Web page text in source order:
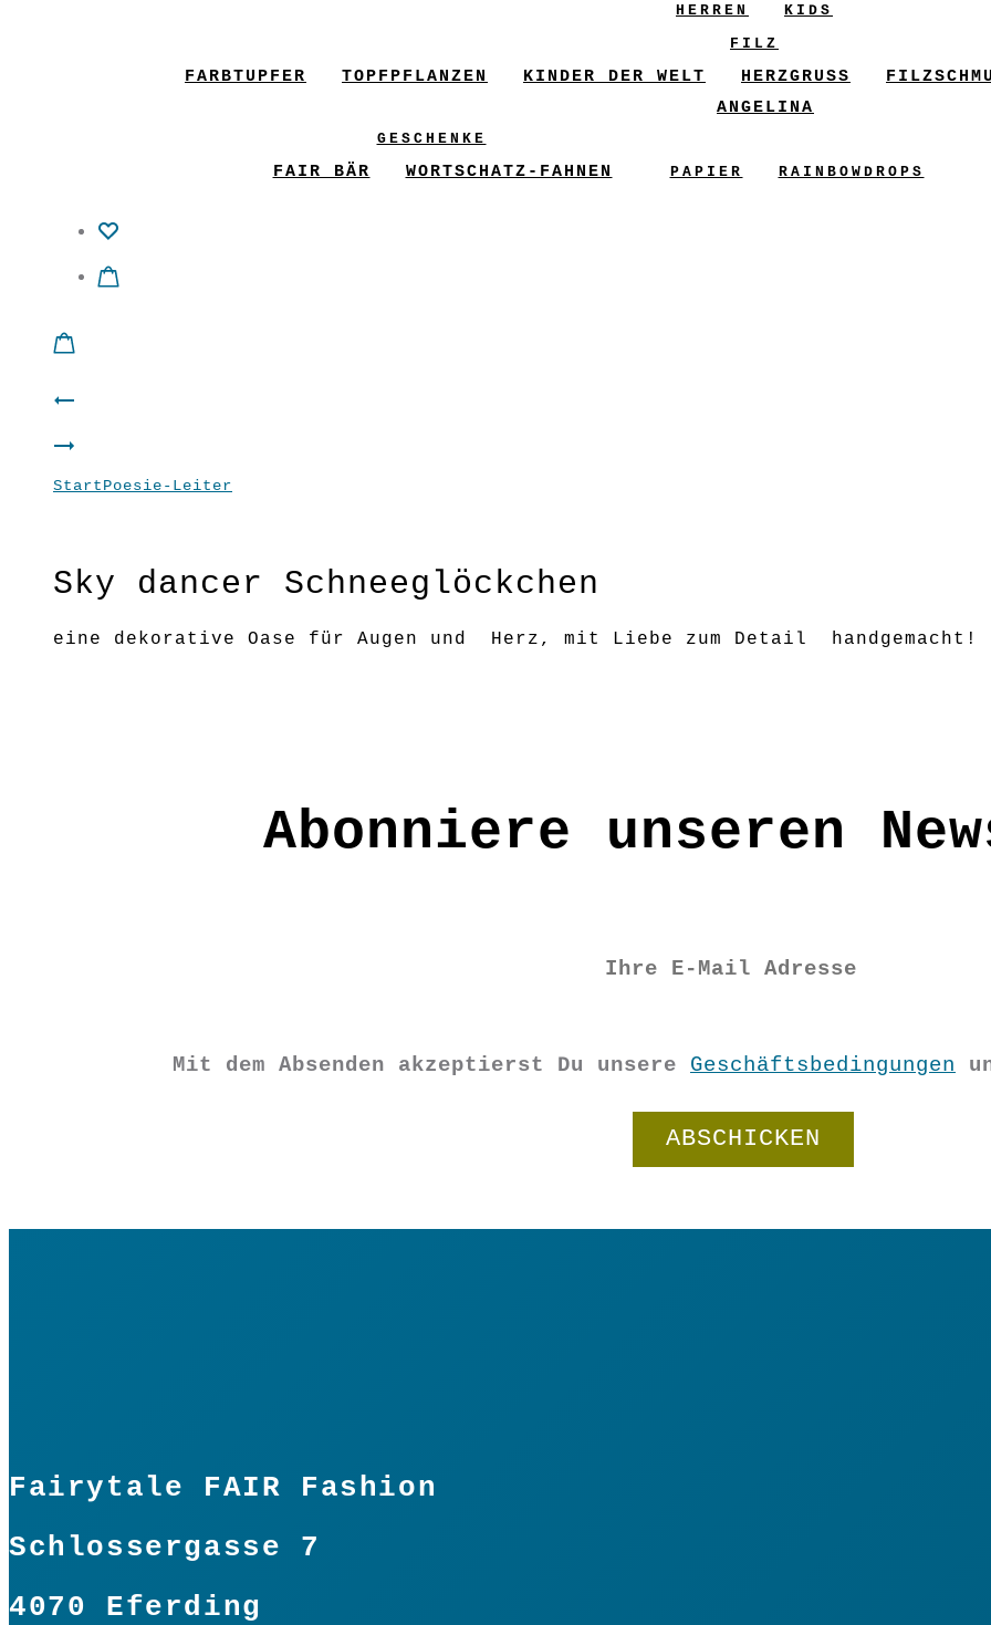
HERREN
KIDS
FILZ
FARBTUPFER TOPFPFLANZEN KINDER DER WELT HERZGRUSS
ANGELINA
GESCHENKE
FAIR BÄR WORTSCHATZ-FAHNEN PAPIER RAINBOWDROPS
Product
navigation
Schlüsselblume
Sky
dancer
StartPoesie-Leiter
Sky dancer Schneeglöckchen
eine dekorative Oase für Augen und Herz, mit Liebe zum Detail handgemacht!
dancer
Schneeglöckchen
Menge
In den Warenkorb
Abonniere unseren
Mit dem Absenden akzeptierst Du unsere Geschäftsbedingungen
Fairytale FAIR Fashion
Schlossergasse 7
4070 Eferding